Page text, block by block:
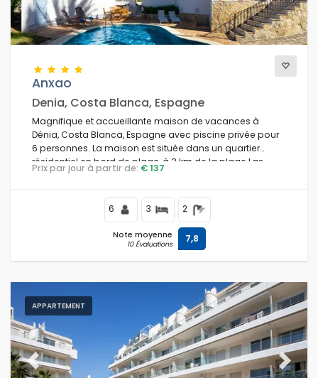
Anxao
Denia, Costa Blanca, Espagne
Magnifique et accueillante maison de vacances à
Dénia, Costa Blanca, Espagne avec piscine privée pour
6 personnes. La maison est située dans un quartier
résidentiel en bord de plage, à 3 km de la plage Las
Marinas de Dénia.
Prix par jour à partir de: € 137
6 3 2
Note moyenne
10 Évaluations 7,8
APPARTEMENT
Previous Next